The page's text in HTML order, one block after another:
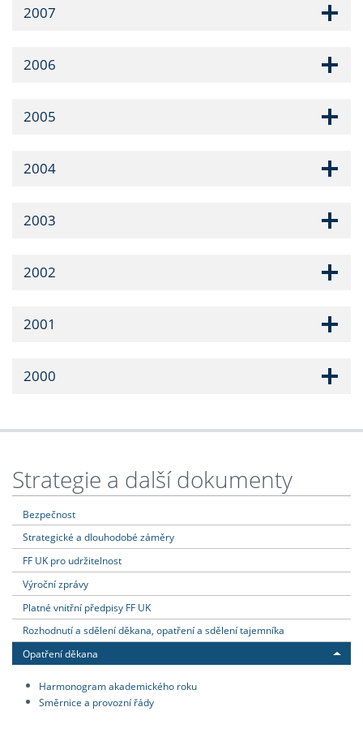
2007
2006
2005
2004
2003
2002
2001
2000
Strategie a další dokumenty
Bezpečnost
Strategické a dlouhodobé záměry
FF UK pro udržitelnost
Výroční zprávy
Platné vnitřní předpisy FF UK
Rozhodnutí a sdělení děkana, opatření a sdělení tajemníka
Opatření děkana
Harmonogram akademického roku
Směrnice a provozní řády